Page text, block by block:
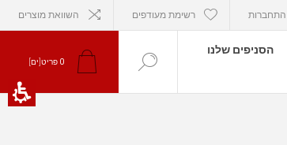
התחברות רשימת מעודפים השוואת מוצרים
הסניפים שלנו
0 פריט[ים]